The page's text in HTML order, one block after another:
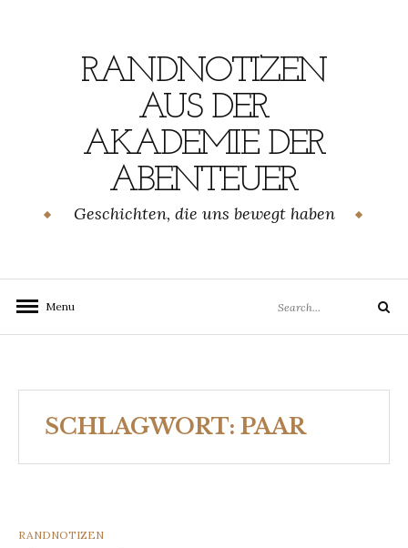
RANDNOTIZEN
AUS DER
AKADEMIE DER
ABENTEUER
Geschichten, die uns bewegt haben
Menu
for:
Search
SCHLAGWORT: PAAR
CATEGORIES
RANDNOTIZEN